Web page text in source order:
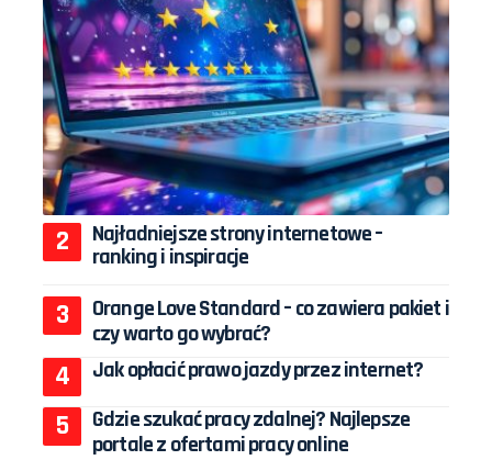
Najładniejsze strony internetowe –
ranking i inspiracje
Orange Love Standard – co zawiera pakiet i
czy warto go wybrać?
Jak opłacić prawo jazdy przez internet?
Gdzie szukać pracy zdalnej? Najlepsze
portale z ofertami pracy online